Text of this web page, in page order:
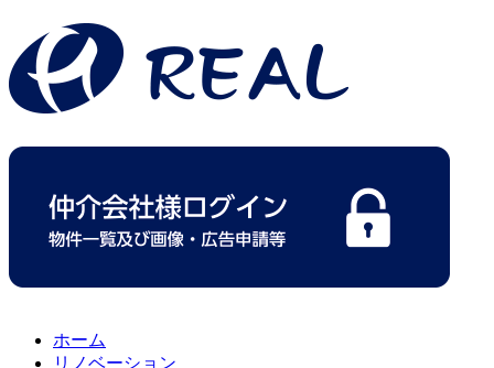
ホーム
リノベーション